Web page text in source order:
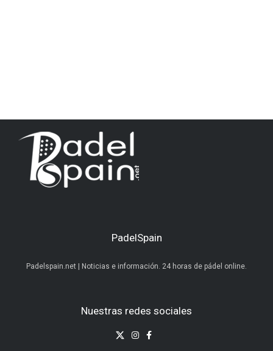
PadelSpain
Padelspain.net | Noticias e información. 24 horas de pádel online.
Nuestras redes sociales